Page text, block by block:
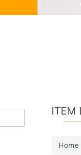
ITEM
Home